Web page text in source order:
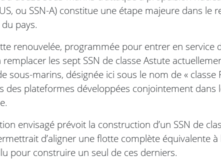
ou SSN-A) constitue une étape majeure dans le
pays.
renouvelée, programmée pour entrer en service
les sept SSN de classe Astute
sous-marins, désignée ici sous le nom de « classe
des plateformes développées conjointement dans
envisagé prévoit la construction d’un SSN de
d’aligner une flotte complète équivalente à
pour construire un seul de ces derniers.